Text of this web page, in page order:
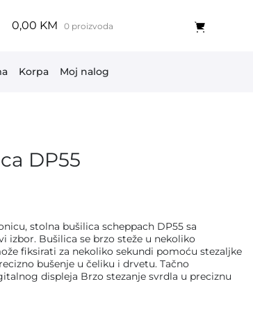
0,00 KM 0 proizvoda
Korpa Moj nalog
DP55
stolna bušilica scheppach DP55 sa
izbor. Bušilica se brzo steže u nekoliko
fiksirati za nekoliko sekundi pomoću stezaljke
bušenje u čeliku i drvetu. Tačno
displeja Brzo stezanje svrdla u preciznu